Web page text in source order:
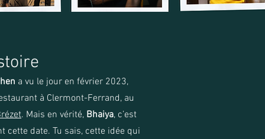
a vu le jour en février 2023,
à Clermont-Ferrand, au
. Mais en vérité, Bhaiya, c’est
cette date. Tu sais, cette idée qui